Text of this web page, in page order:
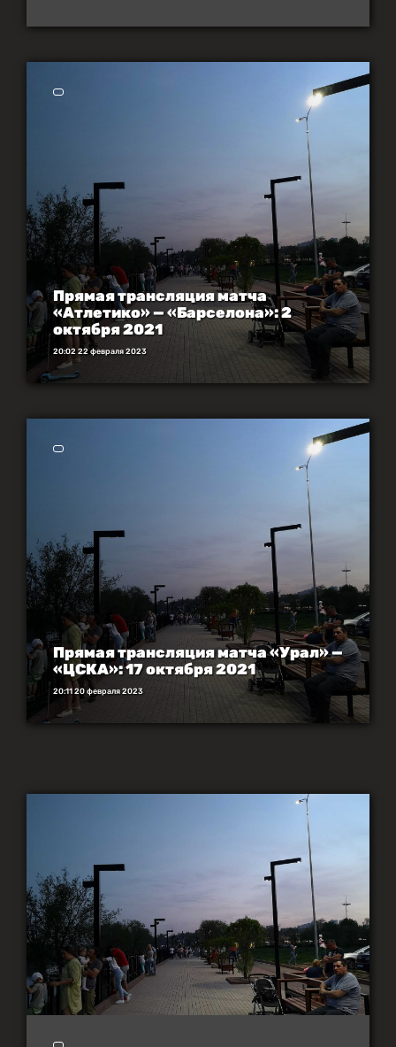
Прямая трансляция матча
«Атлетико» — «Барселона»: 2
октября 2021
20:02 22 февраля 2023
Прямая трансляция матча «Урал» —
«ЦСКА»: 17 октября 2021
20:11 20 февраля 2023